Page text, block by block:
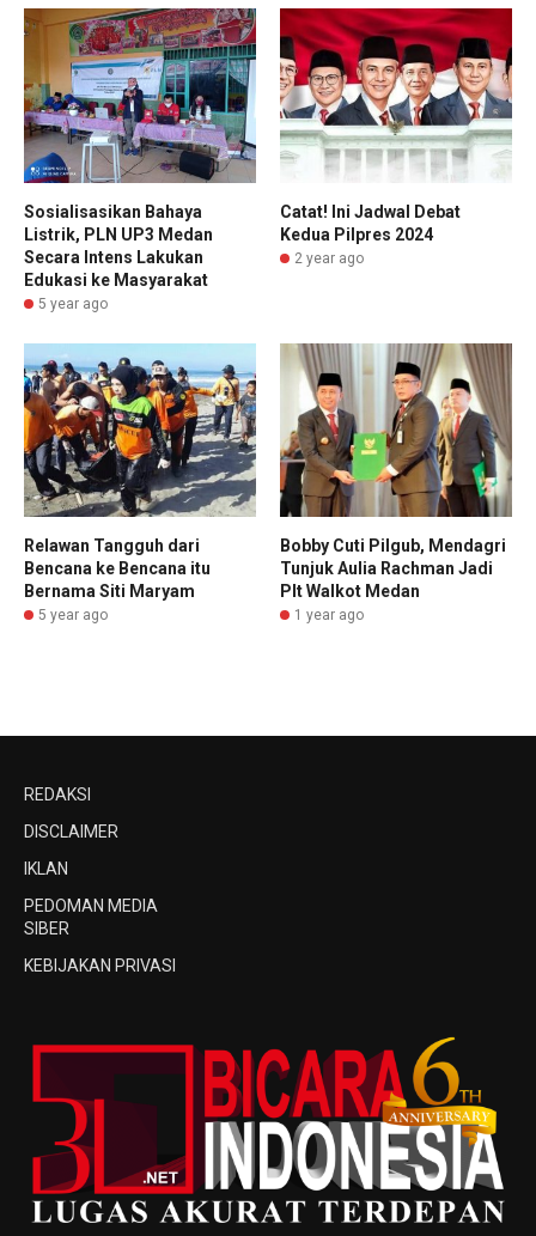
Sosialisasikan Bahaya
Listrik, PLN UP3 Medan
Secara Intens Lakukan
Edukasi ke Masyarakat
5 year ago
Catat! Ini Jadwal Debat
Kedua Pilpres 2024
2 year ago
Relawan Tangguh dari
Bencana ke Bencana itu
Bernama Siti Maryam
5 year ago
Bobby Cuti Pilgub, Mendagri
Tunjuk Aulia Rachman Jadi
Plt Walkot Medan
1 year ago
REDAKSI
DISCLAIMER
IKLAN
PEDOMAN MEDIA
SIBER
KEBIJAKAN PRIVASI